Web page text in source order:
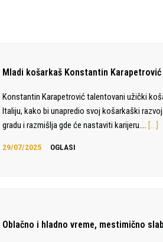
Mladi košarkaš Konstantin
Konstantin Karapetrović talentovani užički
Italiju, kako bi unapredio svoj košarkaški
gradu i razmišlja gde će nastaviti karijeru.… […]
29/07/2025 OGLASI
Oblačno i hladno vreme, mestimično